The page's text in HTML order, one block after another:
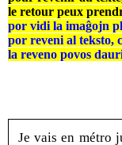
le retour peux
por vidi la imaĝojn
por reveni al teksto,
la reveno povos
Je vais en métro